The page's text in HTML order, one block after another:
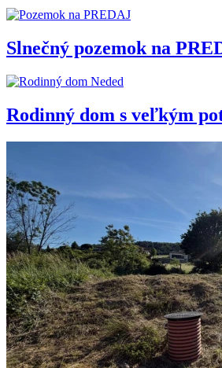
Slnečný pozemok na
Rodinný dom s veľkým